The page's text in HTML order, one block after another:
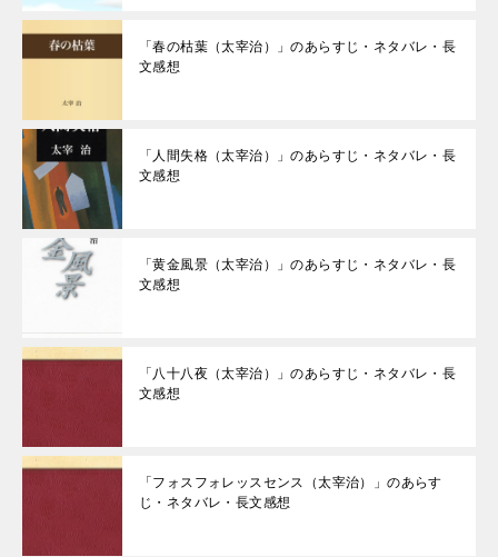
「春の枯葉（太宰治）」のあらすじ・ネタバレ・長
文感想
「人間失格（太宰治）」のあらすじ・ネタバレ・長
文感想
「黄金風景（太宰治）」のあらすじ・ネタバレ・長
文感想
「八十八夜（太宰治）」のあらすじ・ネタバレ・長
文感想
「フォスフォレッスセンス（太宰治）」のあらす
じ・ネタバレ・長文感想